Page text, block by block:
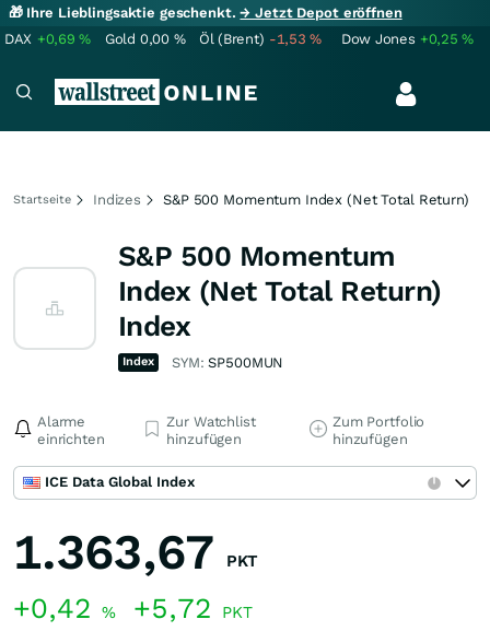
🎁 Ihre Lieblingsaktie geschenkt.→ Jetzt Depot eröffnen
DAX +0,69% Gold 0,00 % Öl (Brent) -1,53% Dow Jones +0,25%
Startseite Indizes S&P 500 Momentum Index (Net Total Return)
S&P 500 Momentum
Index (Net Total Return)
Index
Index SYM:SP500MUN
Alarme
einrichten
Zur Watchlist
hinzufügen
Zum Portfolio
hinzufügen
ICE Data Global Index
1.363,67 PKT
+0,42 % +5,72 PKT